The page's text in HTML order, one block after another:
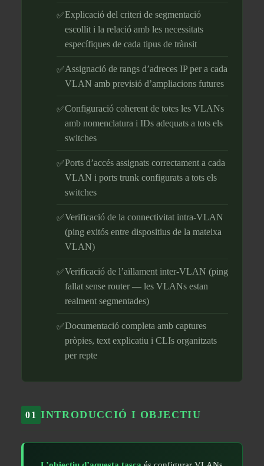
Explicació del criteri de segmentació
escollit i la relació amb les necessitats
específiques de cada tipus de trànsit
Assignació de rangs d’adreces IP per a cada
VLAN amb previsió d’ampliacions futures
Configuració coherent de totes les VLANs
amb nomenclatura i IDs adequats a tots els
switches
Ports d’accés assignats correctament a cada
VLAN i ports trunk configurats a tots els
switches
Verificació de la connectivitat intra-VLAN
(ping exitós entre dispositius de la mateixa
VLAN)
Verificació de l’aïllament inter-VLAN (ping
fallat sense router — les VLANs estan
realment segmentades)
Documentació completa amb captures
pròpies, text explicatiu i CLIs organitzats
per repte
01 INTRODUCCIÓ I OBJECTIU